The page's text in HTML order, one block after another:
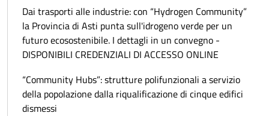
Dai trasporti alle industrie: con “Hydrogen Community”
la Provincia di Asti punta sull'idrogeno verde per un
futuro ecosostenibile. I dettagli in un convegno -
DISPONIBILI CREDENZIALI DI ACCESSO ONLINE
“Community Hubs”: strutture polifunzionali a servizio
della popolazione dalla riqualificazione di cinque edifici
dismessi